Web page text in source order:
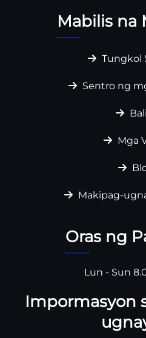
Mabilis na
Tungkol
Sentro ng
Mga
Makipag-
Oras ng
Lun - Sun
Impormasyon